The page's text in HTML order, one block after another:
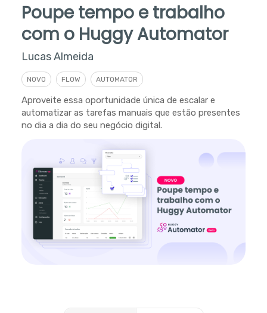
Poupe tempo e trabalho
com o Huggy Automator
Lucas Almeida
NOVO FLOW AUTOMATOR
Aproveite essa oportunidade única de escalar e
automatizar as tarefas manuais que estão presentes
no dia a dia do seu negócio digital.